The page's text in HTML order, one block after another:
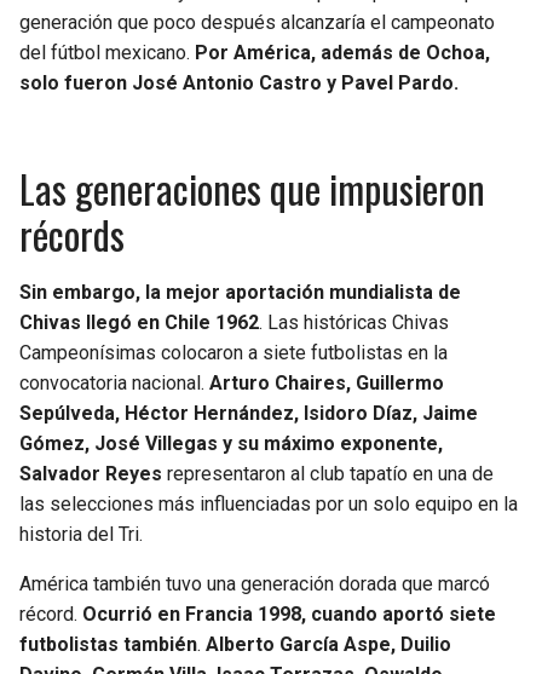
generación que poco después alcanzaría el campeonato
del fútbol mexicano. Por América, además de Ochoa,
solo fueron José Antonio Castro y Pavel Pardo.
Las generaciones que impusieron
récords
Sin embargo, la mejor aportación mundialista de
Chivas llegó en Chile 1962. Las históricas Chivas
Campeonísimas colocaron a siete futbolistas en la
convocatoria nacional. Arturo Chaires, Guillermo
Sepúlveda, Héctor Hernández, Isidoro Díaz, Jaime
Gómez, José Villegas y su máximo exponente,
Salvador Reyes representaron al club tapatío en una de
las selecciones más influenciadas por un solo equipo en la
historia del Tri.
América también tuvo una generación dorada que marcó
récord. Ocurrió en Francia 1998, cuando aportó siete
futbolistas también. Alberto García Aspe, Duilio